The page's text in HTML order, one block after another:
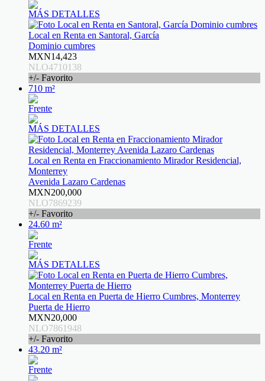
MÁS DETALLES
Local en Renta en Santoral, García
Dominio cumbres
MXN14,423
NLO4710138
+/- Favorito
710 m²
Frente
MÁS DETALLES
Local en Renta en Fraccionamiento Mirador Residencial,
Monterrey
Avenida Lazaro Cardenas
MXN200,000
NLO7869239
+/- Favorito
24.60 m²
Frente
MÁS DETALLES
Local en Renta en Puerta de Hierro Cumbres, Monterrey
Puerta de Hierro
MXN20,000
NLO7861948
+/- Favorito
43.20 m²
Frente